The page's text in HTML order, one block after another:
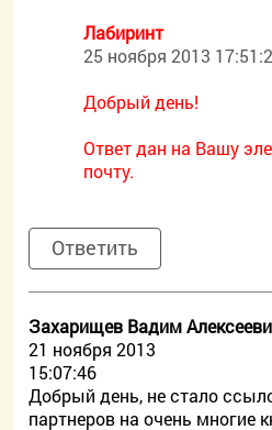
Лабиринт
25 ноября 2013
Добрый день!
Ответ дан на Вашу
почту.
Ответить
Захарищев Вадим
21 ноября 2013
15:07:46
Добрый день, не стало
партнеров на очень многие